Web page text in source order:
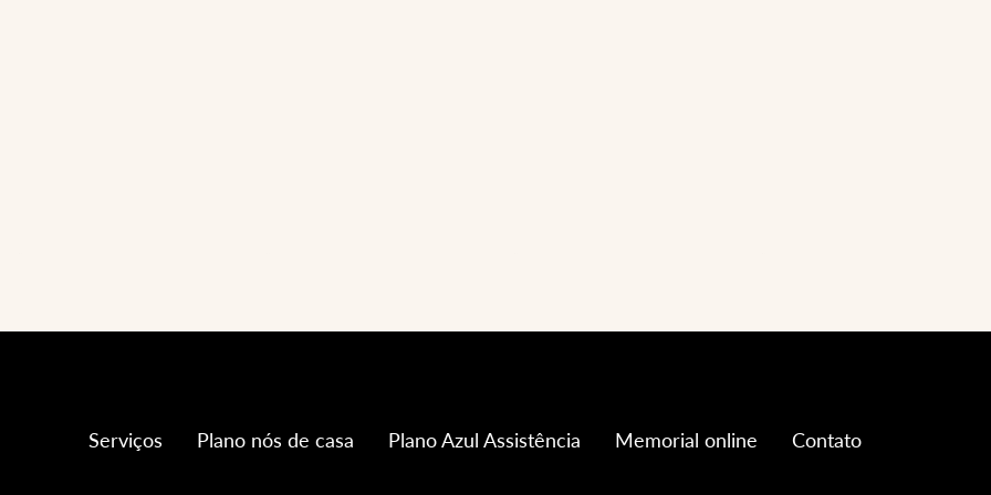
Serviços Plano nós de casa Plano Azul Assistência Memorial online Contato